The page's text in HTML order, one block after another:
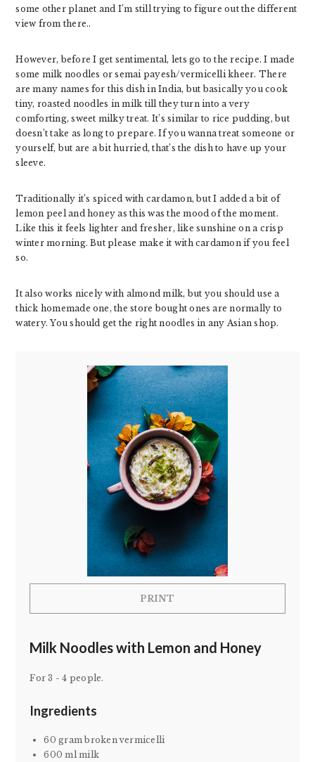
some other planet and I’m still trying to figure out the different
view from there..
However, before I get sentimental, lets go to the recipe. I made
some milk noodles or semai payesh/vermicelli kheer. There
are many names for this dish in India, but basically you cook
tiny, roasted noodles in milk till they turn into a very
comforting, sweet milky treat. It’s similar to rice pudding, but
doesn’t take as long to prepare. If you wanna treat someone or
yourself, but are a bit hurried, that’s the dish to have up your
sleeve.
Traditionally it’s spiced with cardamon, but I added a bit of
lemon peel and honey as this was the mood of the moment.
Like this it feels lighter and fresher, like sunshine on a crisp
winter morning. But please make it with cardamon if you feel
so.
It also works nicely with almond milk, but you should use a
thick homemade one, the store bought ones are normally to
watery. You should get the right noodles in any Asian shop.
PRINT
Milk Noodles with Lemon and Honey
For 3 - 4 people.
Ingredients
60 gram broken vermicelli
600 ml milk